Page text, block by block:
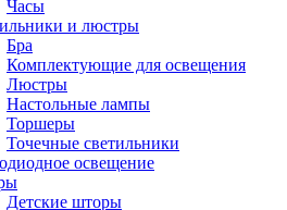
Часы
и люстры
Бра
Комплектующие для освещения
Люстры
Настольные лампы
Торшеры
Точечные светильники
освещение
Детские шторы